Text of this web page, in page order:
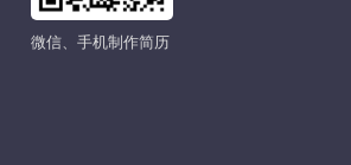
微信、手机制作简历